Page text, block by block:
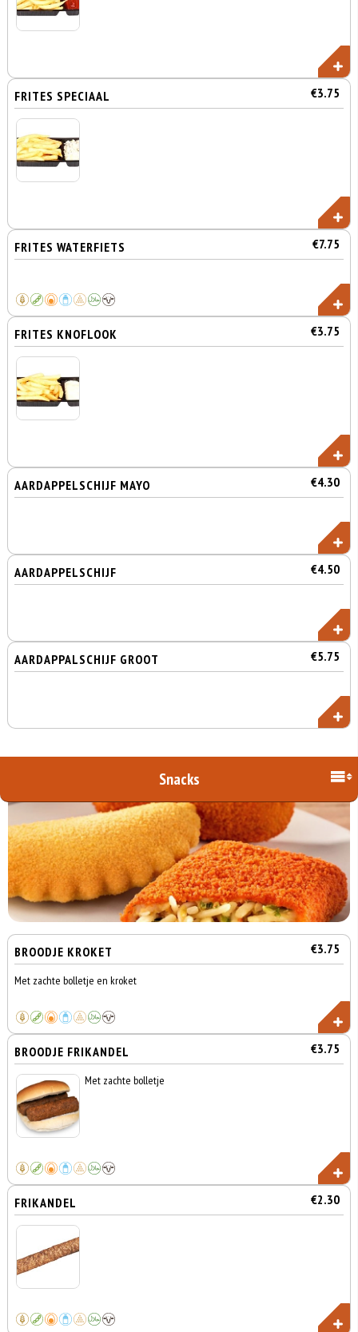
FRITES SPECIAAL €3.75
FRITES WATERFIETS €7.75
FRITES KNOFLOOK €3.75
AARDAPPELSCHIJF MAYO €4.30
AARDAPPELSCHIJF €4.50
AARDAPPALSCHIJF GROOT €5.75
Snacks
BROODJE KROKET €3.75
Met zachte bolletje en kroket
BROODJE FRIKANDEL €3.75
Met zachte bolletje
FRIKANDEL €2.30